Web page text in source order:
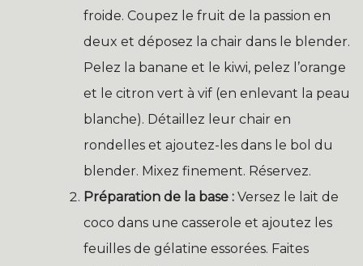
froide. Coupez le fruit de la passion en
deux et déposez la chair dans le blender.
Pelez la banane et le kiwi, pelez l’orange
et le citron vert à vif (en enlevant la peau
blanche). Détaillez leur chair en
rondelles et ajoutez-les dans le bol du
blender. Mixez finement. Réservez.
Préparation de la base : Versez le lait de
coco dans une casserole et ajoutez les
feuilles de gélatine essorées. Faites